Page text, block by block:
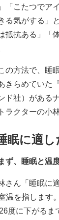
「こたつでア
る気がする」
抵抗ある」「
の方法で、睡
あきらめていた
ド社）がある
ラクターの小
眠に適
ず、睡眠と温
さん「睡眠に
温を指します
度に下がる